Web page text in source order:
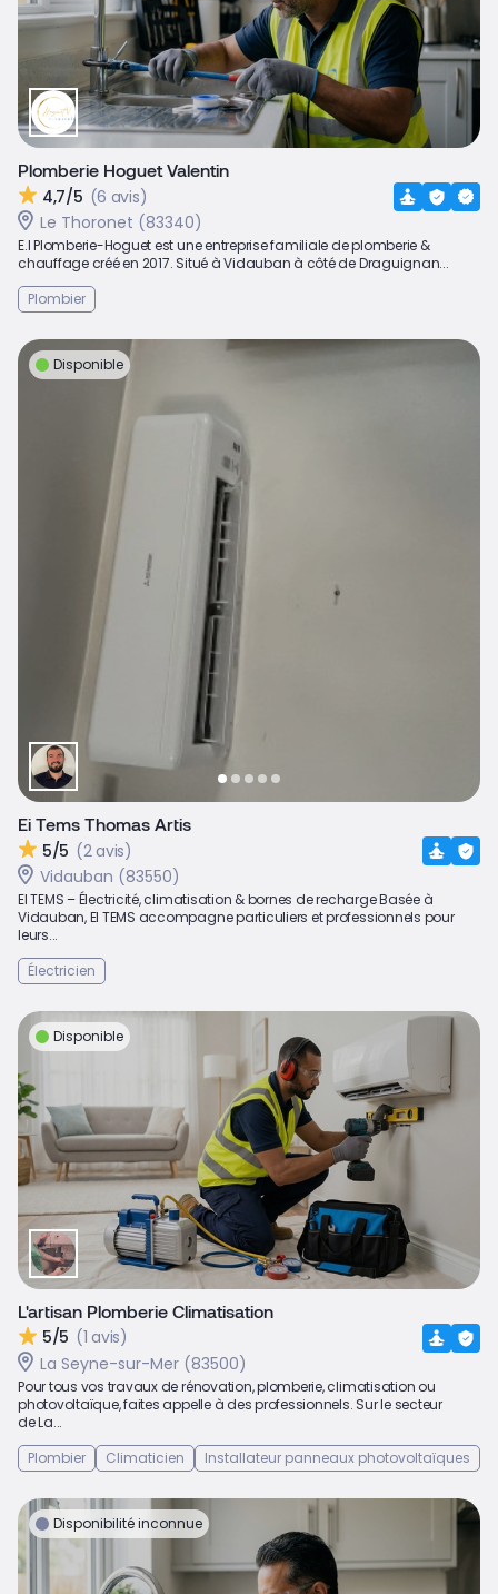
Plomberie Hoguet Valentin
4,7/5 (6 avis)
Le Thoronet (83340)
E.I Plomberie-Hoguet est une entreprise familiale de plomberie &
chauffage créé en 2017. Situé à Vidauban à côté de Draguignan...
Plombier
Disponible
Ei Tems Thomas Artis
5/5 (2 avis)
Vidauban (83550)
EI TEMS – Électricité, climatisation & bornes de recharge Basée à
Vidauban, EI TEMS accompagne particuliers et professionnels pour
leurs...
Électricien
Disponible
L'artisan Plomberie Climatisation
5/5 (1 avis)
La Seyne-sur-Mer (83500)
Pour tous vos travaux de rénovation, plomberie, climatisation ou
photovoltaïque, faites appelle à des professionnels. Sur le secteur
de La...
Plombier
Climaticien Installateur panneaux photovoltaïques
Disponibilité inconnue